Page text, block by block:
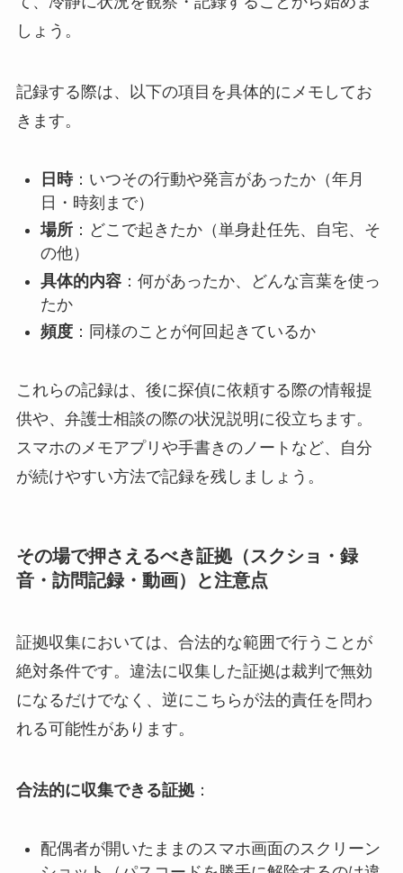
しょう。
記録する際は、以下の項目を具体的にメモしてお
きます。
日時：いつその行動や発言があったか（年月
日・時刻まで）
場所：どこで起きたか（単身赴任先、自宅、そ
の他）
具体的内容：何があったか、どんな言葉を使っ
たか
頻度：同様のことが何回起きているか
これらの記録は、後に探偵に依頼する際の情報提
供や、弁護士相談の際の状況説明に役立ちます。
スマホのメモアプリや手書きのノートなど、自分
が続けやすい方法で記録を残しましょう。
その場で押さえるべき証拠（スクショ・録
音・訪問記録・動画）と注意点
証拠収集においては、合法的な範囲で行うことが
絶対条件です。違法に収集した証拠は裁判で無効
になるだけでなく、逆にこちらが法的責任を問わ
れる可能性があります。
合法的に収集できる証拠：
配偶者が開いたままのスマホ画面のスクリーン